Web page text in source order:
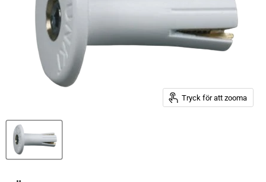
Tryck för att zooma